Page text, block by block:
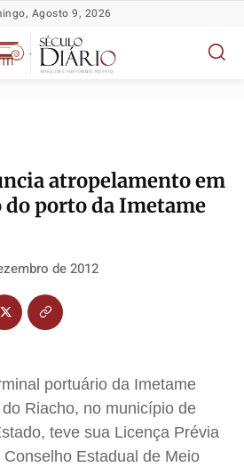
Agosto 9, 2026
atropelamento em
porto da Imetame
de 2012
portuário da Imetame
Riacho, no município de
teve sua Licença Prévia
Estadual de Meio